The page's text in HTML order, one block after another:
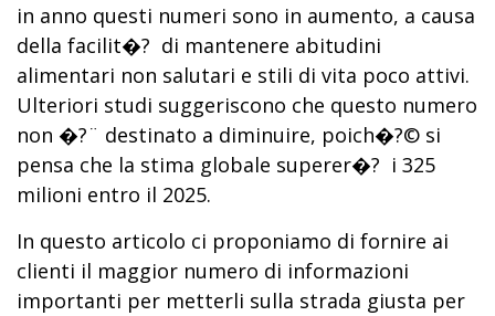
in anno questi numeri sono in aumento, a causa
della facilit�? di mantenere abitudini
alimentari non salutari e stili di vita poco attivi.
Ulteriori studi suggeriscono che questo numero
non �?¨ destinato a diminuire, poich�?© si
pensa che la stima globale superer�? i 325
milioni entro il 2025.
In questo articolo ci proponiamo di fornire ai
clienti il maggior numero di informazioni
importanti per metterli sulla strada giusta per